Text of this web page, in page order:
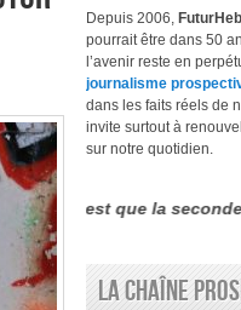
Depuis 2006,
pourrait être dans 50
l’avenir reste en
journalisme
dans les faits réels de
invite surtout à
sur notre quotidien.
la seconde
LA CHAÎNE